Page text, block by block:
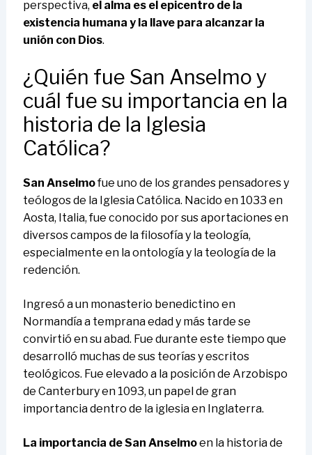
perspectiva, el alma es el epicentro de la
existencia humana y la llave para alcanzar la
unión con Dios.
¿Quién fue San Anselmo y
cuál fue su importancia en la
historia de la Iglesia
Católica?
San Anselmofue uno de los grandes pensadores y
teólogos de la Iglesia Católica. Nacido en 1033 en
Aosta, Italia, fue conocido por sus aportaciones en
diversos campos de la filosofía y la teología,
especialmente en la ontología y la teología de la
redención.
Ingresó a un monasterio benedictino en
Normandía a temprana edad y más tarde se
convirtió en su abad. Fue durante este tiempo que
desarrolló muchas de sus teorías y escritos
teológicos. Fue elevado a la posición de Arzobispo
de Canterbury en 1093, un papel de gran
importancia dentro de la iglesia en Inglaterra.
La importancia de San Anselmoen la historia de